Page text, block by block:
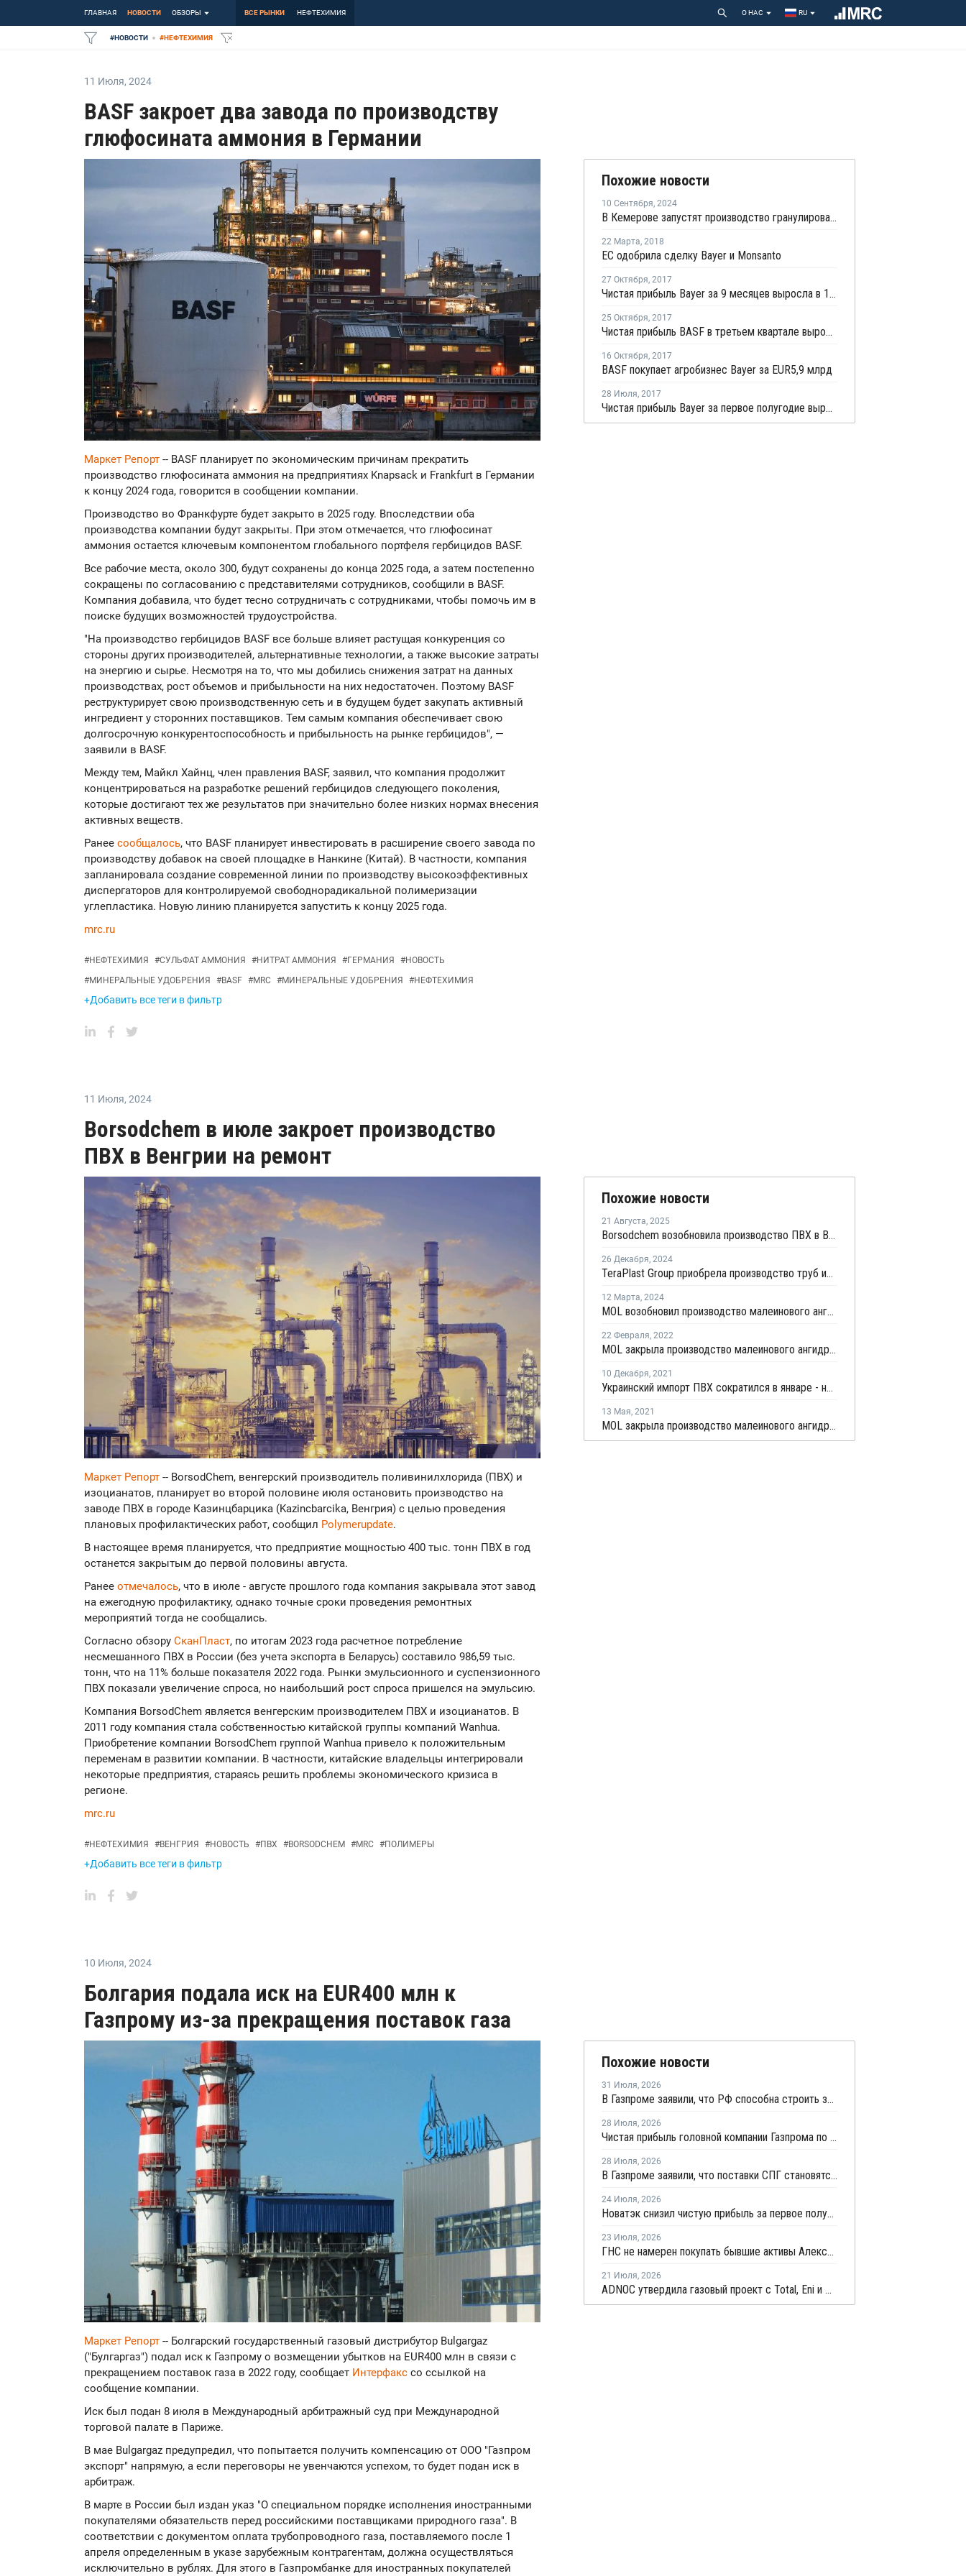
ГЛАВНАЯ НОВОСТИ ОБЗОРЫ ВСЕ РЫНКИ НЕФТЕХИМИЯ О НАС RU
#НОВОСТИ #НЕФТЕХИМИЯ
11 Июля, 2024
BASF закроет два завода по производству
глюфосината аммония в Германии
Маркет Репорт -- BASF планирует по экономическим причинам прекратить
производство глюфосината аммония на предприятиях Knapsack и Frankfurt в Германии
к концу 2024 года, говорится в сообщении компании.
Производство во Франкфурте будет закрыто в 2025 году. Впоследствии оба
производства компании будут закрыты. При этом отмечается, что глюфосинат
аммония остается ключевым компонентом глобального портфеля гербицидов BASF.
Все рабочие места, около 300, будут сохранены до конца 2025 года, а затем постепенно
сокращены по согласованию с представителями сотрудников, сообщили в BASF.
Компания добавила, что будет тесно сотрудничать с сотрудниками, чтобы помочь им в
поиске будущих возможностей трудоустройства.
"На производство гербицидов BASF все больше влияет растущая конкуренция со
стороны других производителей, альтернативные технологии, а также высокие затраты
на энергию и сырье. Несмотря на то, что мы добились снижения затрат на данных
производствах, рост объемов и прибыльности на них недостаточен. Поэтому BASF
реструктурирует свою производственную сеть и в будущем будет закупать активный
ингредиент у сторонних поставщиков. Тем самым компания обеспечивает свою
долгосрочную конкурентоспособность и прибыльность на рынке гербицидов", —
заявили в BASF.
Между тем, Майкл Хайнц, член правления BASF, заявил, что компания продолжит
концентрироваться на разработке решений гербицидов следующего поколения,
которые достигают тех же результатов при значительно более низких нормах внесения
активных веществ.
Ранее сообщалось, что BASF планирует инвестировать в расширение своего завода по
производству добавок на своей площадке в Нанкине (Китай). В частности, компания
запланировала создание современной линии по производству высокоэффективных
диспергаторов для контролируемой свободнорадикальной полимеризации
углепластика. Новую линию планируется запустить к концу 2025 года.
mrc.ru
#НЕФТЕХИМИЯ #СУЛЬФАТ АММОНИЯ #НИТРАТ АММОНИЯ #ГЕРМАНИЯ #НОВОСТЬ
#МИНЕРАЛЬНЫЕ УДОБРЕНИЯ #BASF #MRC #МИНЕРАЛЬНЫЕ УДОБРЕНИЯ #НЕФТЕХИМИЯ
+Добавить все теги в фильтр
Похожие новости
10 Сентября, 2024
В Кемерове запустят производство гранулированного сульфата аммония
22 Марта, 2018
ЕС одобрила сделку Bayer и Monsanto
27 Октября, 2017
Чистая прибыль Bayer за 9 месяцев выросла в 1,7 раза
25 Октября, 2017
Чистая прибыль BASF в третьем квартале выросла на 50%
16 Октября, 2017
BASF покупает агробизнес Bayer за EUR5,9 млрд
28 Июля, 2017
Чистая прибыль Bayer за первое полугодие выросла на 14%
11 Июля, 2024
Borsodchem в июле закроет производство
ПВХ в Венгрии на ремонт
Маркет Репорт -- BorsodChem, венгерский производитель поливинилхлорида (ПВХ) и
изоцианатов, планирует во второй половине июля остановить производство на
заводе ПВХ в городе Казинцбарцика (Kazincbarcika, Венгрия) с целью проведения
плановых профилактических работ, сообщил Polymerupdate.
В настоящее время планируется, что предприятие мощностью 400 тыс. тонн ПВХ в год
останется закрытым до первой половины августа.
Ранее отмечалось, что в июле - августе прошлого года компания закрывала этот завод
на ежегодную профилактику, однако точные сроки проведения ремонтных
мероприятий тогда не сообщались.
Согласно обзору СканПласт, по итогам 2023 года расчетное потребление
несмешанного ПВХ в России (без учета экспорта в Беларусь) составило 986,59 тыс.
тонн, что на 11% больше показателя 2022 года. Рынки эмульсионного и суспензионного
ПВХ показали увеличение спроса, но наибольший рост спроса пришелся на эмульсию.
Компания BorsodChem является венгерским производителем ПВХ и изоцианатов. В
2011 году компания стала собственностью китайской группы компаний Wanhua.
Приобретение компании BorsodChem группой Wanhua привело к положительным
переменам в развитии компании. В частности, китайские владельцы интегрировали
некоторые предприятия, стараясь решить проблемы экономического кризиса в
регионе.
mrc.ru
#НЕФТЕХИМИЯ #ВЕНГРИЯ #НОВОСТЬ #ПВХ #BORSODCHEM #MRC #ПОЛИМЕРЫ
+Добавить все теги в фильтр
Похожие новости
21 Августа, 2025
Borsodchem возобновила производство ПВХ в Венгрии после ремонта
26 Декабря, 2024
TeraPlast Group приобрела производство труб из ПВХ и ПЭ в Венгрии
12 Марта, 2024
MOL возобновил производство малеинового ангидрида в Венгрии
22 Февраля, 2022
MOL закрыла производство малеинового ангидрида в Венгрии из-за технических проблем
10 Декабря, 2021
Украинский импорт ПВХ сократился в январе - ноябре на 18%, экспорт вырос на 26%
13 Мая, 2021
MOL закрыла производство малеинового ангидрида в Венгрии на ремонт
10 Июля, 2024
Болгария подала иск на EUR400 млн к
Газпрому из-за прекращения поставок газа
Маркет Репорт -- Болгарский государственный газовый дистрибутор Bulgargaz
("Булгаргаз") подал иск к Газпрому о возмещении убытков на EUR400 млн в связи с
прекращением поставок газа в 2022 году, сообщает Интерфакс со ссылкой на
сообщение компании.
Иск был подан 8 июля в Международный арбитражный суд при Международной
торговой палате в Париже.
В мае Bulgargaz предупредил, что попытается получить компенсацию от ООО "Газпром
экспорт" напрямую, а если переговоры не увенчаются успехом, то будет подан иск в
арбитраж.
В марте в России был издан указ "О специальном порядке исполнения иностранными
покупателями обязательств перед российскими поставщиками природного газа". В
соответствии с документом оплата трубопроводного газа, поставляемого после 1
апреля определенным в указе зарубежным контрагентам, должна осуществляться
исключительно в рублях. Для этого в Газпромбанке для иностранных покупателей
Похожие новости
31 Июля, 2026
В Газпроме заявили, что РФ способна строить заводы СПГ как у себя, так и за рубежом
28 Июля, 2026
Чистая прибыль головной компании Газпрома по РСБУ в первом полугодии составила 78 млрд рублей
28 Июля, 2026
В Газпроме заявили, что поставки СПГ становятся менее надежным способом газоснабжения
24 Июля, 2026
Новатэк снизил чистую прибыль за первое полугодие по МСФО на 3,1%
23 Июля, 2026
ГНС не намерен покупать бывшие активы Алексея Митюшова
21 Июля, 2026
ADNOC утвердила газовый проект с Total, Eni и CNPC на USD6,2 млрд